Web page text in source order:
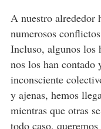
A nuestro alrededor
numerosos
Incluso, algunos los
nos los han contado
inconsciente
y ajenas, hemos
mientras que otras
todo caso, queremos